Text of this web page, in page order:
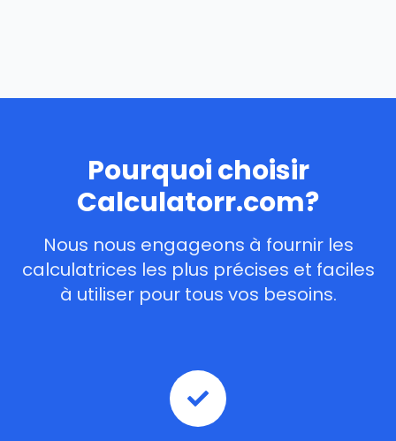
Pourquoi choisir
Calculatorr.com?
Nous nous engageons à fournir les
calculatrices les plus précises et faciles
à utiliser pour tous vos besoins.